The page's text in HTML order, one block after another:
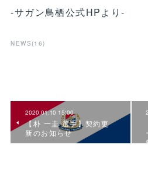
-サガン鳥栖公式HPより-
NEWS (16)
2020.01.10 15:00
【朴 一圭 選手】契約更
新のお知らせ